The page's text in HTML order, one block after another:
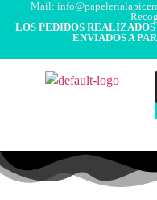
Mail:
LOS PEDIDOS
ENVIADOS A